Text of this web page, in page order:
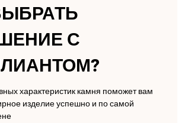
С
характеристик камня поможет вам
изделие успешно и по самой